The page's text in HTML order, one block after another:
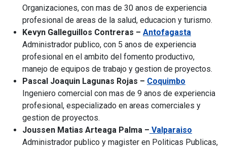
Organizaciones, con mas de 30 anos de experiencia
profesional de areas de la salud, educacion y turismo.
Kevyn Galleguillos Contreras – Antofagasta
Administrador publico, con 5 anos de experiencia
profesional en el ambito del fomento productivo,
manejo de equipos de trabajo y gestion de proyectos.
Pascal Joaquin Lagunas Rojas – Coquimbo
Ingeniero comercial con mas de 9 anos de experiencia
profesional, especializado en areas comerciales y
gestion de proyectos.
Joussen Matias Arteaga Palma – Valparaiso
Administrador publico y magister en Politicas Publicas,